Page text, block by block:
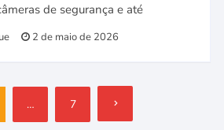
de segurança e até
2 de maio de 2026
… 7